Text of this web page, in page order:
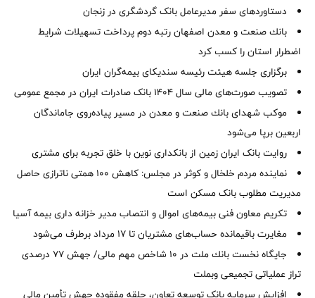
دستاوردهای سفر مدیرعامل بانک گردشگری در زنجان
بانك صنعت و معدن اصفهان رتبه دوم پرداخت تسهیلات شرایط
اضطرار استان را كسب كرد
برگزاری جلسه هیئت رئیسه سندیکای بیمه‌گران ایران
تصویب صورت‌های مالی سال ۱۴۰۴ بانک صادرات ایران در مجمع عمومی
موكب شهدای بانك صنعت و معدن در مسیر پیاده‌روی جاماندگان
اربعین برپا می‌شود
روایت بانک ایران زمین از بانکداری نوین با خلق تجربه برای مشتری
نماینده مردم خلخال و کوثر در مجلس: کاهش ۱۰۰ همتی ناترازی حاصل
مدیریت مطلوب بانک مسکن است
تکریم معاون فنی بیمه‌های اموال و انتصاب مدیر خزانه داری بیمه آسیا
مغایرت‌ باقیمانده حساب‌های مشتریان تا ۱۷ مرداد برطرف می‌شود
جایگاه نخست بانك ملت در 10 شاخص مهم مالی/ جهش 77 درصدی
تراز عملیاتی تجمیعی وبملت
افزایش سرمایه بانک توسعه تعاون، حلقه مفقوده جهش تأمین مالی